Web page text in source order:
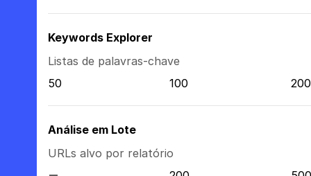
Keywords Explorer
Listas de palavras-chave
50
100 200
Análise em Lote
URLs alvo por relatório